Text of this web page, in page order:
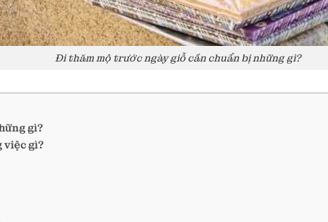
Đi thăm mộ trước ngày giỗ cần chuẩn bị những gì?
gì?
việc gì?